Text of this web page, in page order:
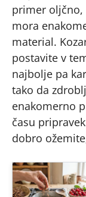
primer oljčno,
mora
material.
postavite v
najbolje pa
tako da
enakomerno
času
dobro